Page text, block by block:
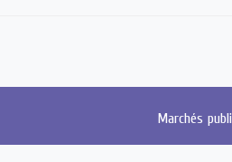
Marchés